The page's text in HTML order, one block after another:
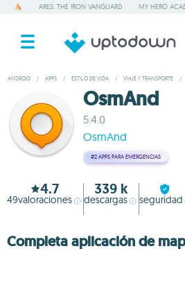
ARES: THE IRON VANGUARD MY HERO
ANDROID / APPS / ESTILO DE VIDA / VIAJE Y TRANSPORTE /
OsmAnd
5.4.0
OsmAnd
#2 APPS PARA EMERGENCIAS
4.7
49valoraciones
339 k
descargas seguridad
Completa aplicación de